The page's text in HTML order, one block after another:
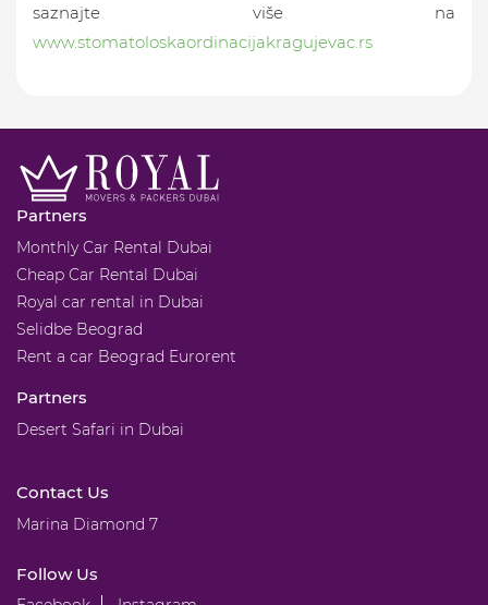
saznajte više na
www.stomatoloskaordinacijakragujevac.rs
Partners
Monthly Car Rental Dubai
Cheap Car Rental Dubai
Royal car rental in Dubai
Selidbe Beograd
Rent a car Beograd Eurorent
Partners
Desert Safari in Dubai
Contact Us
Marina Diamond 7
Follow Us